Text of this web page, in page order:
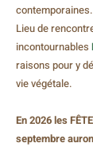
contemporaines.
Lieu de
incontournables
raisons pour y
vie végétale.
En 2026 les
septembre